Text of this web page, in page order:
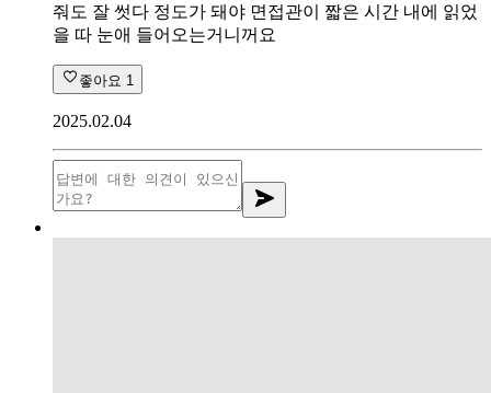
줘도 잘 썻다 정도가 돼야 면접관이 짧은 시간 내에 읽었
을 따 눈애 들어오는거니꺼요
좋아요 1
2025.02.04